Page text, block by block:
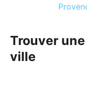
Trouver
ville